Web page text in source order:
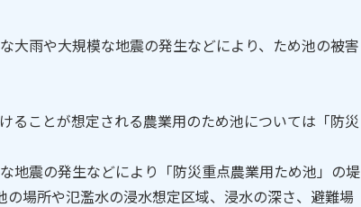
雨や大規模な地震の発生などにより、ため池の被害
ことが想定される農業用のため池については「防災
地震の発生などにより「防災重点農業用ため池」の堤
場所や氾濫水の浸水想定区域、浸水の深さ、避難場